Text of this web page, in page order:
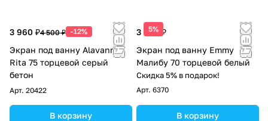
3 960 ₽4 500 ₽ -12%
Экран под ванну Alavann
Rita 75 торцевой серый
бетон
Арт. 20422
В корзину
5%
3 390 ₽
Экран под ванну Emmy
Малибу 70 торцевой белый
Скидка 5% в подарок!
Арт. 6370
В корзину